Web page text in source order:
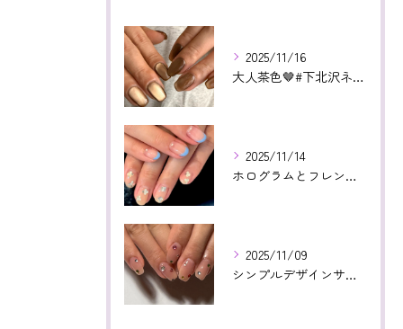
2025/11/16
大人茶色🤎#下北沢ネイル#paragel#パラジェル#下北沢...
2025/11/14
ホログラムとフレンチ相性よかった😊いつもありがとうございます...
2025/11/09
シンプルデザインサンプルより！カラフルストーン🤩❤️いつもあ...